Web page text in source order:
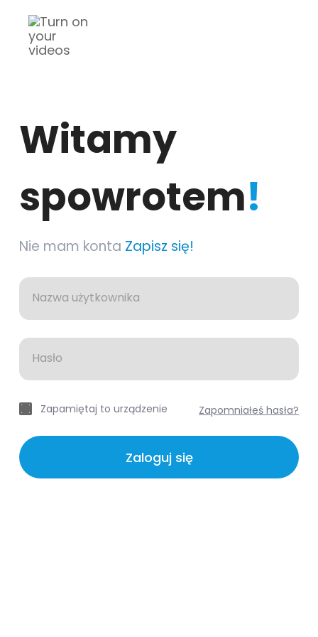
Witamy
spowrotem!
Nie mam konta Zapisz się!
Nazwa użytkownika
Hasło
Zapomniałeś hasła?
Zapamiętaj to urządzenie